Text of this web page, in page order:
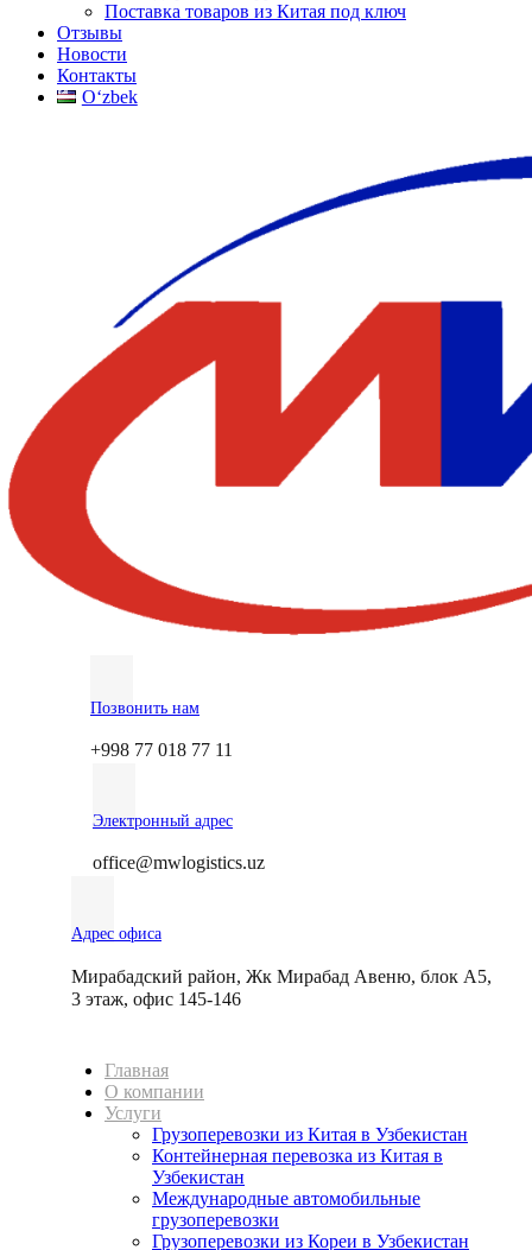
Поставка товаров из Китая под ключ
Отзывы
Новости
Контакты
Oʻzbek
Позвонить нам
+998 77 018 77 11
Электронный адрес
office@mwlogistics.uz
Адрес офиса
Мирабадский район, Жк Мирабад Авеню, блок А5,
3 этаж, офис 145-146
Главная
О компании
Услуги
Грузоперевозки из Китая в Узбекистан
Контейнерная перевозка из Китая в
Узбекистан
Международные автомобильные
грузоперевозки
Грузоперевозки из Кореи в Узбекистан